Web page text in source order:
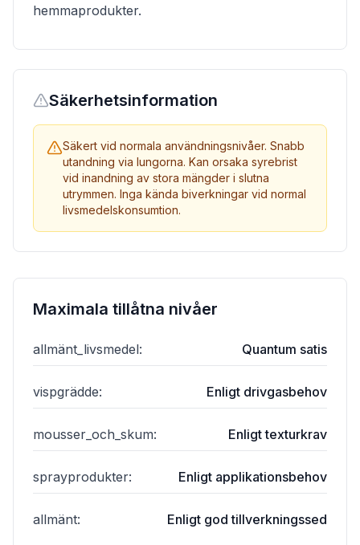
hemmaprodukter.
Säkerhetsinformation
Säkert vid normala användningsnivåer. Snabb
utandning via lungorna. Kan orsaka syrebrist
vid inandning av stora mängder i slutna
utrymmen. Inga kända biverkningar vid normal
livsmedelskonsumtion.
Maximala tillåtna nivåer
allmänt_livsmedel: Quantum satis
vispgrädde: Enligt drivgasbehov
mousser_och_skum: Enligt texturkrav
sprayprodukter: Enligt applikationsbehov
allmänt: Enligt god tillverkningssed